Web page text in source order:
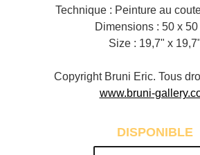
Technique : Peinture au
Dimensions : 50 x 50
Size : 19,7" x 19,7"
Copyright Bruni Eric. Tous
www.bruni-
DISPONIBLE